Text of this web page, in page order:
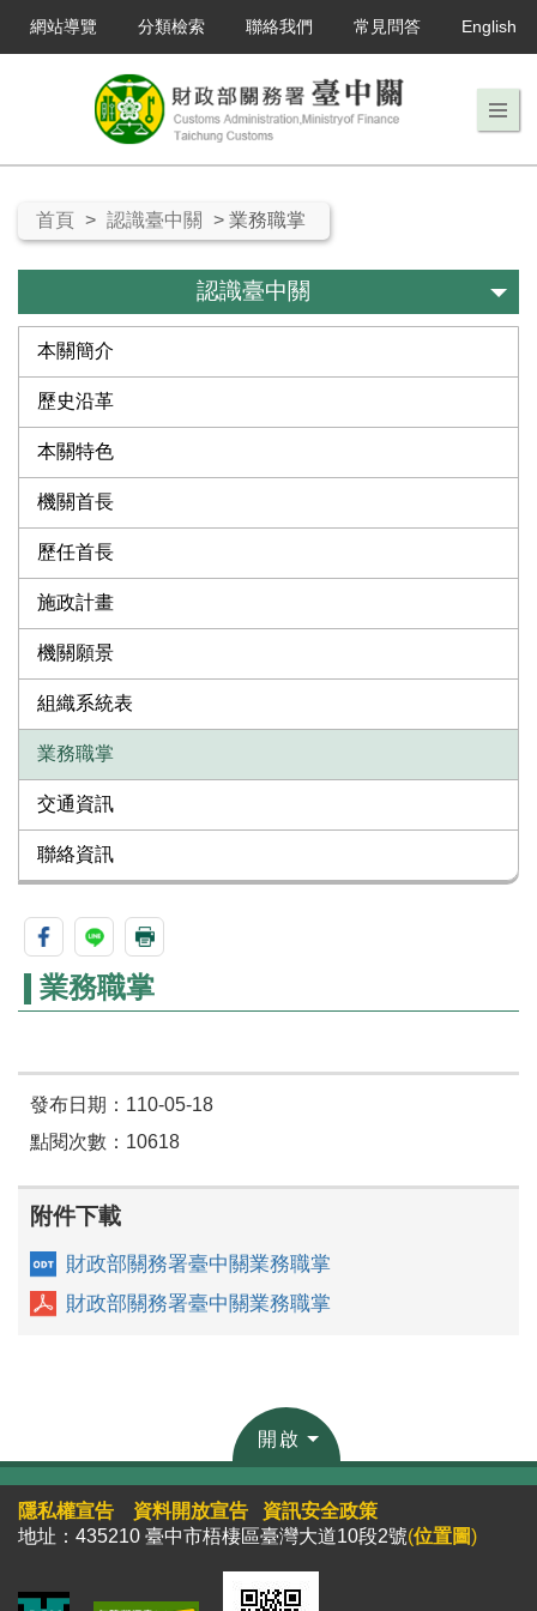
網站導覽 分類檢索 聯絡我們 常見問答 English
首頁 > 認識臺中關 > 業務職掌
認識臺中關
本關簡介
歷史沿革
本關特色
機關首長
歷任首長
施政計畫
機關願景
組織系統表
業務職掌
交通資訊
聯絡資訊
業務職掌
發布日期：110-05-18
點閱次數：10618
附件下載
財政部關務署臺中關業務職掌
財政部關務署臺中關業務職掌
開啟
隱私權宣告 資料開放宣告
資訊安全政策
地址：435210 臺中市梧棲區臺灣大道10段2號(位置圖)